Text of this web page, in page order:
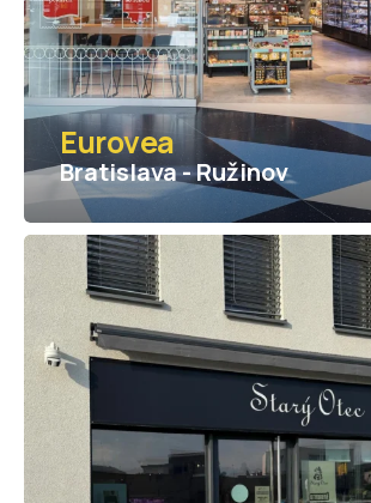
Eurovea
Bratislava - Ružinov